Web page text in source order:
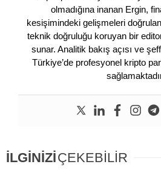
olmadığına inanan Ergin,
kesişimindeki gelişmeleri
teknik doğruluğu koruyan bir
sunar. Analitik bakış açısı ve
Türkiye’de profesyonel kripto
İLGİNİZİÇEKEBİLİR